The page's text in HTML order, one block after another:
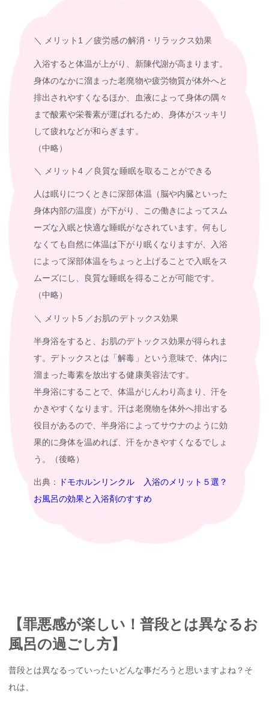
＼ メリット1 ／疲労感の解消・リラックス効果
入浴すると体温が上がり、新陳代謝が高まります。
身体のなかに溜まった老廃物や疲労物質が体外へと
排出されやすくなるほか、血液によって身体の隅々
まで酸素や栄養素が運ばれるため、身体がスッキリ
して疲れなどが和らぎます。
（中略）
＼ メリット4 ／ 良質な睡眠を取ることができる
人は眠りにつくときに深部体温（脳や内臓といった
身体内部の温度）が下がり、この働きによってスム
ーズな入眠と快適な睡眠がなされています。何もし
なくても自然に体温は下がり眠くなりますが、入浴
によって深部体温をちょっと上げることで入眠をス
ムーズにし、良質な睡眠を得ることが可能です。
（中略）
＼ メリット5 ／お肌のデトックス効果
半身浴をすると、お肌のデトックス効果が得られま
す。デトックスとは「解毒」という意味で、体内に
溜まった毒素を放出する健康美容法です。
半身浴にすることで、体温がじんわり高まり、汗を
かきやすくなります。汗は老廃物を体外へ排出する
役目があるので、半身浴によってサウナのように効
果的に身体を温めれば、汗をかきやすくなるでしょ
う。（後略）
出典：
ドモホルンリンクル 入浴のメリット５選？
お風呂の効果と入浴剤のすすめ
【罪悪感が楽しい！普段とは異なるお
風呂の過ごし方】
普段とは異なるっていったいどんな事だろうと思いますよね？そ
れは、